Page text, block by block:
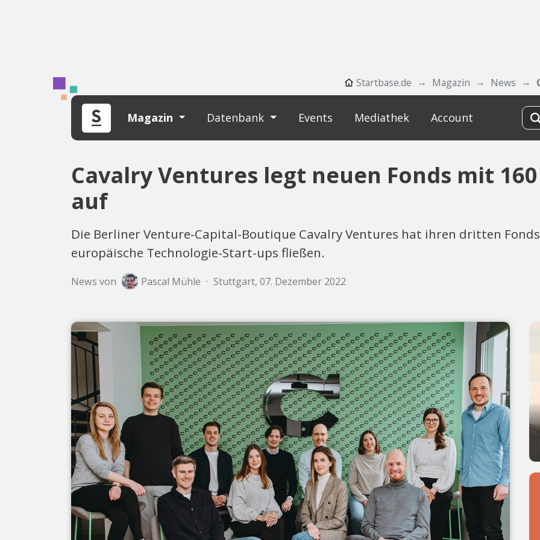
Startbase.de Magazin News
Magazin Datenbank Events Mediathek Account
Cavalry Ventures legt neuen Fonds mit
auf
Die Berliner Venture-Capital-Boutique Cavalry Ventures hat ihren dritten
europäische Technologie-Start-ups fließen.
News von Pascal Mühle · Stuttgart, 07. Dezember 2022